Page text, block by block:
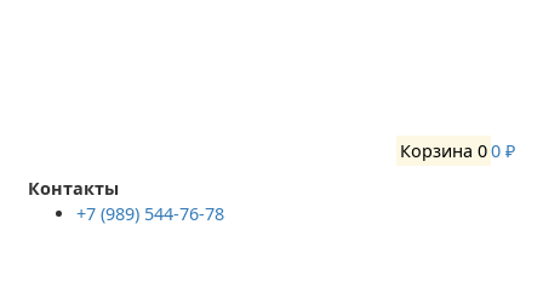
Корзина 00 ₽
Контакты
+7 (989) 544-76-78